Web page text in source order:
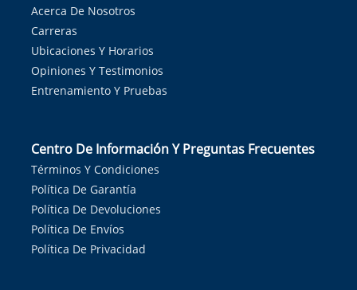
Acerca De Nosotros
Carreras
Ubicaciones Y Horarios
Opiniones Y Testimonios
Entrenamiento Y Pruebas
Centro De Información Y Preguntas Frecuentes
Términos Y Condiciones
Política De Garantía
Política De Devoluciones
Política De Envíos
Política De Privacidad